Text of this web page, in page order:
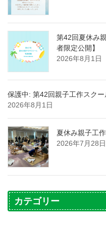
第42回夏休み
者限定公開】
2026年8月1日
保護中: 第42回親子工作スクー
2026年8月1日
夏休み親子工
2026年7月28日
カテゴリー